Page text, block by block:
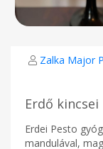
Zalka Major
Erdő
Erdei Pesto
mandulával,